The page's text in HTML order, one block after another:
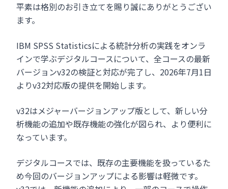
平素は格別のお引き立てを賜り誠にありがとうござい
ます。
IBM SPSS Statisticsによる統計分析の実践をオンラ
インで学ぶデジタルコースについて、全コースの最新
バージョンv32の検証と対応が完了し、2026年7月1日
よりv32対応版の提供を開始します。
v32はメジャーバージョンアップ版として、新しい分
析機能の追加や既存機能の強化が図られ、より便利に
なっています。
デジタルコースでは、既存の主要機能を扱っているた
め今回のバージョンアップによる影響は軽微です。